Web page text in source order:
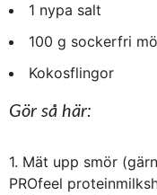
1 nypa salt
100 g sockerfri
Kokosflingor
Gör så här:
1. Mät upp smör
PROfeel